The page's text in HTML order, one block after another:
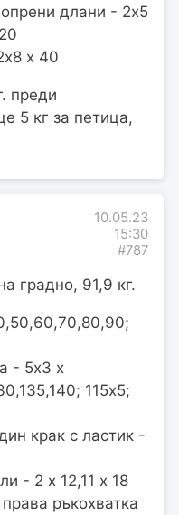
длани - 2х5
х 40
преди
5 кг за петица,
10.05.23
15:30
#787
градно, 91,9 кг.
- 5х3 х
115х5;
крак с ластик -
- 2 х 12,11 х 18
ръкохватка